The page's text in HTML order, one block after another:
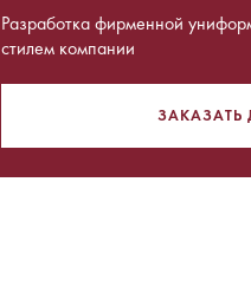
Разработка фирменной
стилем компании
ЗАКАЗАТЬ